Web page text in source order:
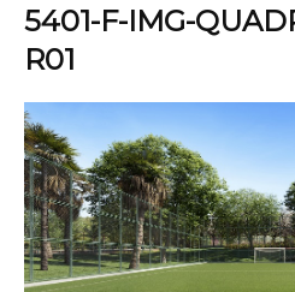
5401-F-IMG-
R01